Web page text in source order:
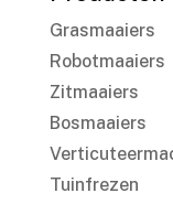
Grasmaaiers
Robotmaaiers
Zitmaaiers
Bosmaaiers
Tuinfrezen